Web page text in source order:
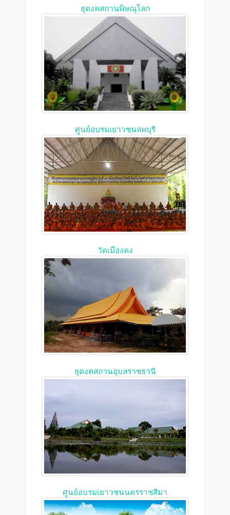
ธุดงคสถานพิษณุโลก
ศูนย์อบรมเยาวชนลพบุรี
วัดเมืองคง
ธุดงคสถานอุบลราชธานี
ศูนย์อบรมเยาวชนนครราชสีมา